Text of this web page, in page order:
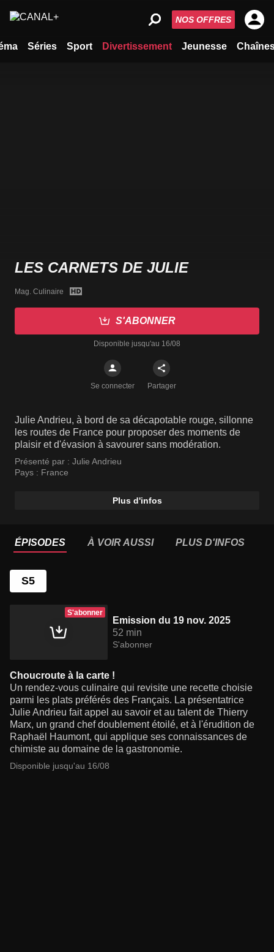
Séries Sport Divertissement Jeunesse
NOS OFFRES
LES CARNETS DE JULIE
Mag. Culinaire
S'ABONNER
Disponible jusqu'au 16/08
Se connecter Partager
Julie Andrieu, à bord de sa décapotable rouge, sillonne
les routes de France pour proposer des moments de
plaisir et d'évasion à savourer sans modération.
Présenté par : Julie Andrieu
Pays : France
Plus d'infos
ÉPISODES À VOIR AUSSI PLUS D'INFOS
S5
S'abonner
Emission du 19 nov. 2025
52 min
S'abonner
Choucroute à la carte !
Un rendez-vous culinaire qui revisite une recette choisie
parmi les plats préférés des Français. La présentatrice
Julie Andrieu fait appel au savoir et au talent de Thierry
Marx, un grand chef doublement étoilé, et à l'érudition de
Raphaël Haumont, qui applique ses connaissances de
chimiste au domaine de la gastronomie.
Disponible jusqu'au 16/08